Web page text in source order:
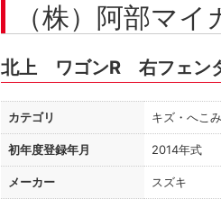
（株）阿部マ
北上 ワゴンR 右フェン
カテゴリ キズ・へこ
初年度登録年月 2014年式
メーカー スズキ